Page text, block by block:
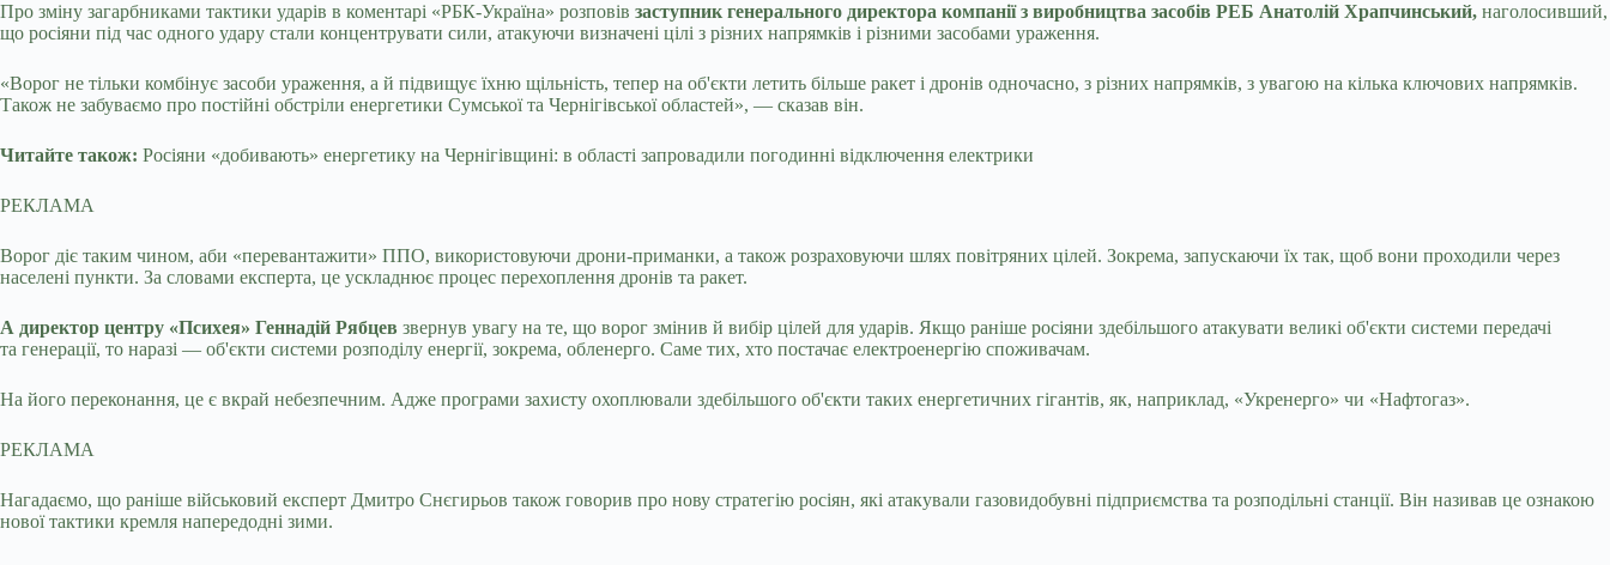
Про зміну загарбниками тактики ударів в коментарі «РБК-Україна» розповів заступник генерального директора компанії з виробництва засобів РЕБ Анатолій Храпчинський, наголосивший,
що росіяни під час одного удару стали концентрувати сили, атакуючи визначені цілі з різних напрямків і різними засобами ураження.
«Ворог не тільки комбінує засоби ураження, а й підвищує їхню щільність, тепер на об'єкти летить більше ракет і дронів одночасно, з різних напрямків, з увагою на кілька ключових напрямків.
Також не забуваємо про постійні обстріли енергетики Сумської та Чернігівської областей», — сказав він.
Читайте також: Росіяни «добивають» енергетику на Чернігівщині: в області запровадили погодинні відключення електрики
РЕКЛАМА
Ворог діє таким чином, аби «перевантажити» ППО, використовуючи дрони-приманки, а також розраховуючи шлях повітряних цілей. Зокрема, запускаючи їх так, щоб вони проходили через
населені пункти. За словами експерта, це ускладнює процес перехоплення дронів та ракет.
А директор центру «Психея» Геннадій Рябцев звернув увагу на те, що ворог змінив й вибір цілей для ударів. Якщо раніше росіяни здебільшого атакувати великі об'єкти системи передачі
та генерації, то наразі — об'єкти системи розподілу енергії, зокрема, обленерго. Саме тих, хто постачає електроенергію споживачам.
На його переконання, це є вкрай небезпечним. Адже програми захисту охоплювали здебільшого об'єкти таких енергетичних гігантів, як, наприклад, «Укренерго» чи «Нафтогаз».
РЕКЛАМА
Нагадаємо, що раніше військовий експерт Дмитро Снєгирьов також говорив про нову стратегію росіян, які атакували газовидобувні підприємства та розподільні станції. Він називав це ознакою
нової тактики кремля напередодні зими.